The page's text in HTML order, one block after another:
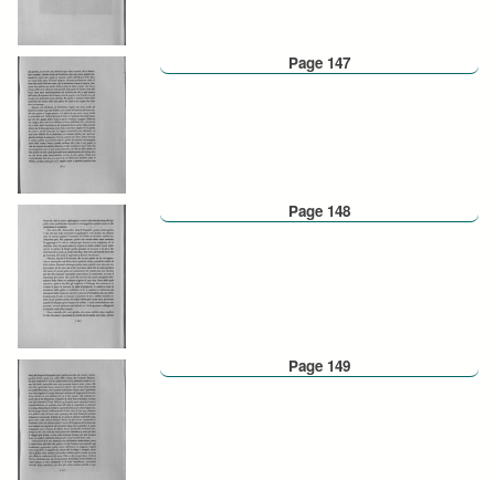
Page 147
Page 148
Page 149